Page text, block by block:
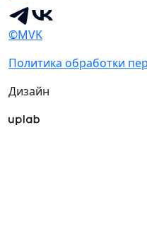
©MVK
Политика обработки
Дизайн